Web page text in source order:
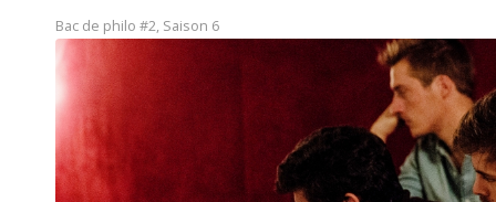
Bac de philo #2, Saison 6